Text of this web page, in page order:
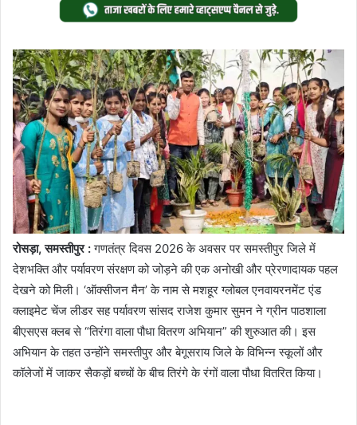
Twitter
email
रोसड़ा, समस्तीपुर :गणतंत्र दिवस 2026 के अवसर पर समस्तीपुर जिले में
देशभक्ति और पर्यावरण संरक्षण को जोड़ने की एक अनोखी और प्रेरणादायक पहल
देखने को मिली। ‘ऑक्सीजन मैन’ के नाम से मशहूर ग्लोबल एनवायरनमेंट एंड
क्लाइमेट चेंज लीडर सह पर्यावरण सांसद राजेश कुमार सुमन ने ग्रीन पाठशाला
बीएसएस क्लब से “तिरंगा वाला पौधा वितरण अभियान” की शुरुआत की। इस
अभियान के तहत उन्होंने समस्तीपुर और बेगूसराय जिले के विभिन्न स्कूलों और
कॉलेजों में जाकर सैकड़ों बच्चों के बीच तिरंगे के रंगों वाला पौधा वितरित किया।